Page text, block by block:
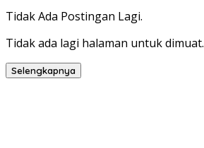
Tidak Ada Postingan Lagi.
Tidak ada lagi halaman untuk dimuat.
Selengkapnya